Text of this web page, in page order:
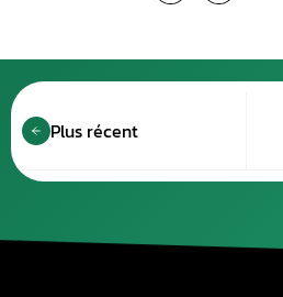
Plus récent